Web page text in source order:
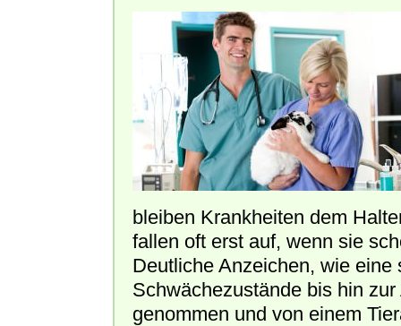
bleiben Krankheiten dem
fallen oft erst auf, wenn sie
Deutliche Anzeichen, wie
Schwächezustände bis hin
genommen und von einem